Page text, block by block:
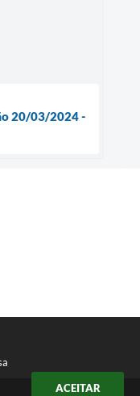
ACEITAR
20/03/2024 -